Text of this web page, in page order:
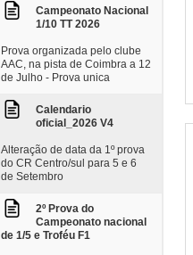
Campeonato Nacional
1/10 TT 2026
Prova organizada pelo clube
AAC, na pista de Coimbra a 12
de Julho - Prova unica
Calendario
oficial_2026 V4
Alteração de data da 1º prova
do CR Centro/sul para 5 e 6
de Setembro
2º Prova do
Campeonato nacional
de 1/5 e Troféu F1